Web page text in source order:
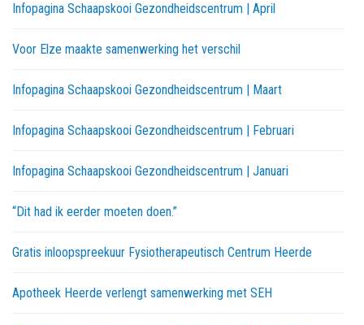
Infopagina Schaapskooi Gezondheidscentrum | April
Voor Elze maakte samenwerking het verschil
Infopagina Schaapskooi Gezondheidscentrum | Maart
Infopagina Schaapskooi Gezondheidscentrum | Februari
Infopagina Schaapskooi Gezondheidscentrum | Januari
“Dit had ik eerder moeten doen.”
Gratis inloopspreekuur Fysiotherapeutisch Centrum Heerde
Apotheek Heerde verlengt samenwerking met SEH